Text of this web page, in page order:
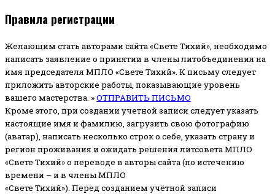
Правила регистрации
Желающим стать авторами сайта «Свете Тихий», необходимо
написать заявление о принятии в члены литобъединения на
имя председателя МПЛО «Свете Тихий». К письму следует
приложить авторские работы, показывающие уровень
вашего мастерства. »ОТПРАВИТЬ ПИСЬМО
Кроме этого, при создании учетной записи следует указать
настоящие имя и фамилию, загрузить свою фотографию
(аватар), написать несколько строк о себе, указать страну и
регион проживания и ожидать решения литсовета МПЛО
«Свете Тихий» о переводе в авторы сайта (по истечению
времени – и в члены МПЛО
«Свете Тихий»). Перед созданием учётной записи